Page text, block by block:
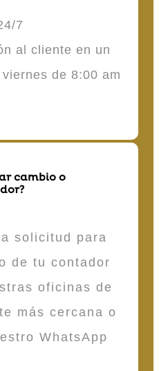
7
al cliente en un
de 8:00 am
cambio o
solicitud para
de tu contador
oficinas de
más cercana o
WhatsApp